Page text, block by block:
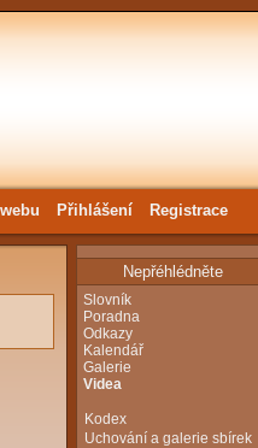
Přihlášení Registrace
Nepřéhlédněte
Slovník
Poradna
Odkazy
Kalendář
Galerie
Videa
Kodex
Uchování a galerie sbírek